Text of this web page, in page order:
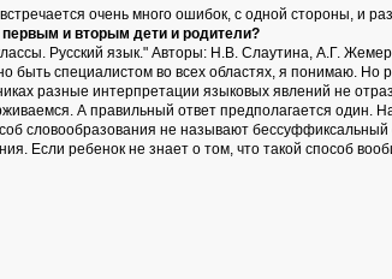
очень много ошибок, с одной стороны, и
первым и вторым дети и родители?
Русский язык." Авторы: Н.В. Слаутина, А.Г.
быть специалистом во всех областях, я понимаю.
разные интерпретации языковых явлений не
А правильный ответ предполагается один.
словообразования не называют бессуффиксальный
Если ребенок не знает о том, что такой способ